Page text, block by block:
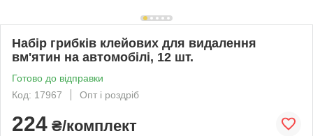
Набір грибків клейових для видалення
вм'ятин на автомобілі, 12 шт.
Готово до відправки
Код: 17967
Опт і роздріб
224 ₴/комплект